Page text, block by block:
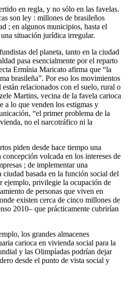
en regla, y no sólo en las favelas.
son ley : millones de brasileños
; en algunos municipios, hasta el
situación jurídica irregular.
del planeta, tanto en la ciudad
pasa esencialmente por el reparto
Ermínia Maricato afirma que “la
brasileña”. Por eso los movimientos
relacionados con el suelo, rural o
Martins, vecina de la favela carioca
a lo que venden los estigmas y
“el primer problema de la
no el narcotráfico ni la
piden desde hace tiempo una
volcada en los intereses de
; de implementar una
basada en la función social del
ejemplo, privilegie la ocupación de
de personas que viven en
existen cerca de cinco millones de
2010– que prácticamente cubrirían
los grandes almacenes
carioca en vivienda social para la
y las Olimpíadas podrían dejar
desde el punto de vista social y